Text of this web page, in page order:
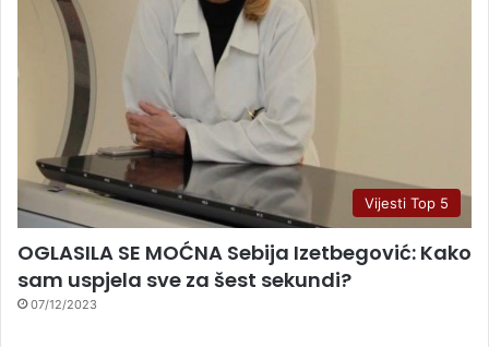
Vijesti Top 5
OGLASILA SE MOĆNA Sebija Izetbegović: Kako
sam uspjela sve za šest sekundi?
07/12/2023